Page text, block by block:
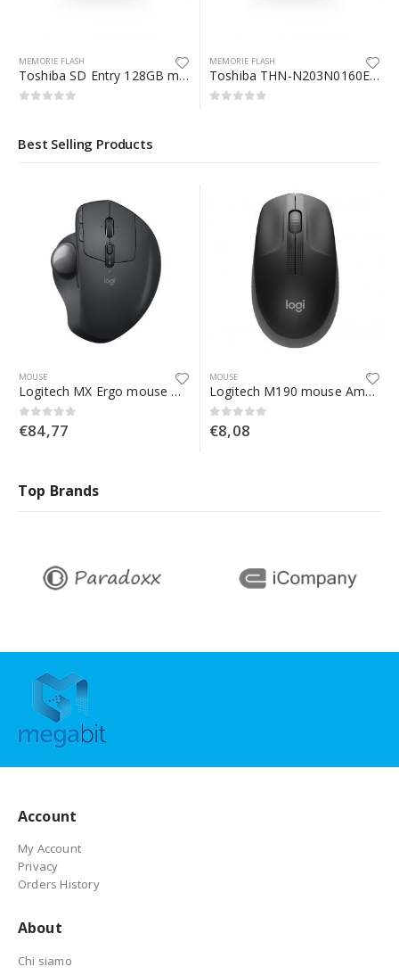
MEMORIE FLASH
Toshiba SD Entry 128GB memoria flash UHS-I Classe 10
MEMORIE FLASH
Toshiba THN-N203N0160E4 memoria flash 16 GB SD UHS-I Classe 10
Best Selling Products
MOUSE
Logitech MX Ergo mouse Mano destra Wireless a RF + Bluetooth Trackball 440 DPI
0Su 5
€84,77
MOUSE
Logitech M190 mouse Ambidestro RF Wireless Ottico 1000 DPI
0Su 5
€8,08
Top Brands
Account
My Account
Privacy
Orders History
About
Chi siamo